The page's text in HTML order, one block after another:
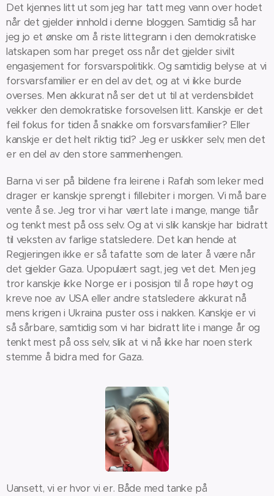
Det kjennes litt ut som jeg har tatt meg vann over hodet
når det gjelder innhold i denne bloggen. Samtidig så har
jeg jo et ønske om å riste littegrann i den demokratiske
latskapen som har preget oss når det gjelder sivilt
engasjement for forsvarspolitikk. Og samtidig belyse at vi
forsvarsfamilier er en del av det, og at vi ikke burde
overses. Men akkurat nå ser det ut til at verdensbildet
vekker den demokratiske forsovelsen litt. Kanskje er det
feil fokus for tiden å snakke om forsvarsfamilier? Eller
kanskje er det helt riktig tid? Jeg er usikker selv, men det
er en del av den store sammenhengen.
Barna vi ser på bildene fra leirene i Rafah som leker med
drager er kanskje sprengt i fillebiter i morgen. Vi må bare
vente å se. Jeg tror vi har vært late i mange, mange tiår
og tenkt mest på oss selv. Og at vi slik kanskje har bidratt
til veksten av farlige statsledere. Det kan hende at
Regjeringen ikke er så tafatte som de later å være når
det gjelder Gaza. Upopulært sagt, jeg vet det. Men jeg
tror kanskje ikke Norge er i posisjon til å rope høyt og
kreve noe av USA eller andre statsledere akkurat nå
mens krigen i Ukraina puster oss i nakken. Kanskje er vi
så sårbare, samtidig som vi har bidratt lite i mange år og
tenkt mest på oss selv, slik at vi nå ikke har noen sterk
stemme å bidra med for Gaza.
Uansett, vi er hvor vi er. Både med tanke på